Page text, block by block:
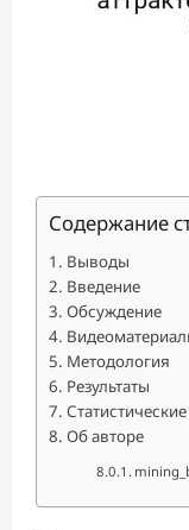
Содержание
Выводы
Введение
Обсуждение
Методология
Результаты
Об авторе